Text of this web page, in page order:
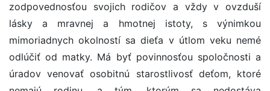
zodpovednosťou svojich rodičov a vždy v ovzduší
lásky a mravnej a hmotnej istoty, s výnimkou
mimoriadnych okolností sa dieťa v útlom veku nemé
odlúčiť od matky. Má byť povinnosťou spoločnosti a
úradov venovať osobitnú starostlivosť deťom, ktoré